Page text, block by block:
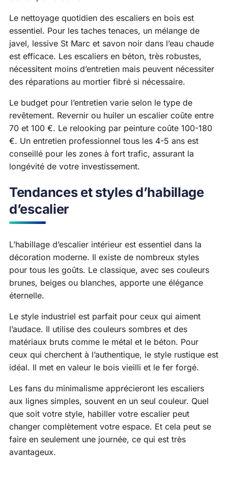
Le nettoyage quotidien des escaliers en bois est
essentiel. Pour les taches tenaces, un mélange de
javel, lessive St Marc et savon noir dans l’eau chaude
est efficace. Les escaliers en béton, très robustes,
nécessitent moins d’entretien mais peuvent nécessiter
des réparations au mortier fibré si nécessaire.
Le budget pour l’entretien varie selon le type de
revêtement. Revernir ou huiler un escalier coûte entre
70 et 100 €. Le relooking par peinture coûte 100-180
€. Un entretien professionnel tous les 4-5 ans est
conseillé pour les zones à fort trafic, assurant la
longévité de votre investissement.
Tendances et styles d’habillage
d’escalier
L’habillage d’escalier intérieur est essentiel dans la
décoration moderne. Il existe de nombreux styles
pour tous les goûts. Le classique, avec ses couleurs
brunes, beiges ou blanches, apporte une élégance
éternelle.
Le style industriel est parfait pour ceux qui aiment
l’audace. Il utilise des couleurs sombres et des
matériaux bruts comme le métal et le béton. Pour
ceux qui cherchent à l’authentique, le style rustique est
idéal. Il met en valeur le bois vieilli et le fer forgé.
Les fans du minimalisme apprécieront les escaliers
aux lignes simples, souvent en un seul couleur. Quel
que soit votre style, habiller votre escalier peut
changer complètement votre espace. Et cela peut se
faire en seulement une journée, ce qui est très
avantageux.